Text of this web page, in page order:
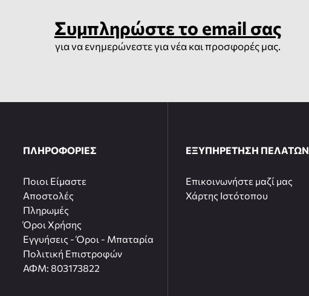
Συμπληρώστε το email σας
για να ενημερώνεστε για νέα και προσφορές μας.
ΠΛΗΡΟΦΟΡΙΕΣ
Ποιοι Είμαστε
Αποστολές
Πληρωμές
Όροι Χρήσης
Εγγυήσεις - Όροι - Μπαταρία
Πολιτική Επιστροφών
ΑΦΜ: 803173822
ΕΞΥΠΗΡΕΤΗΣΗ ΠΕΛΑΤΩΝ
Επικοινωνήστε μαζί μας
Χάρτης Ιστότοπου